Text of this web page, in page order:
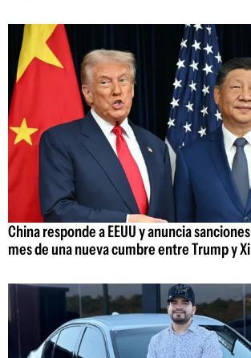
China responde a EEUU y anuncia
mes de una nueva cumbre entre Trump y Xi